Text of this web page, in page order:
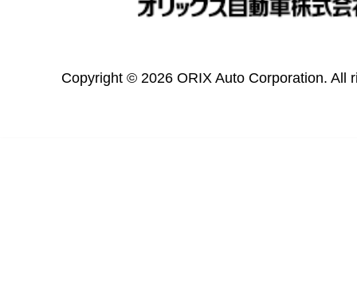
Copyright © 2026 ORIX Auto Corporation. All